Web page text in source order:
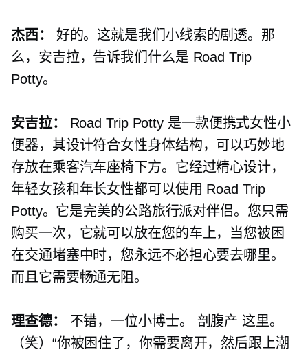
杰西：
好的。这就是我们小线索的剧透。那
么，安吉拉，告诉我们什么是 Road Trip
Potty。
安吉拉：
Road Trip Potty 是一款便携式女性小
便器，其设计符合女性身体结构，可以巧妙地
存放在乘客汽车座椅下方。它经过精心设计，
年轻女孩和年长女性都可以使用 Road Trip
Potty。它是完美的公路旅行派对伴侣。您只需
购买一次，它就可以放在您的车上，当您被困
在交通堵塞中时，您永远不必担心要去哪里。
而且它需要畅通无阻。
理查德： 不错，一位小博士。 剖腹产 这里。
（笑）“你被困住了，你需要离开，然后跟上潮